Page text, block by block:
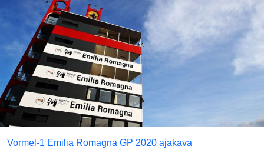
Vormel-1 Emilia Romagna GP 2020 ajakava